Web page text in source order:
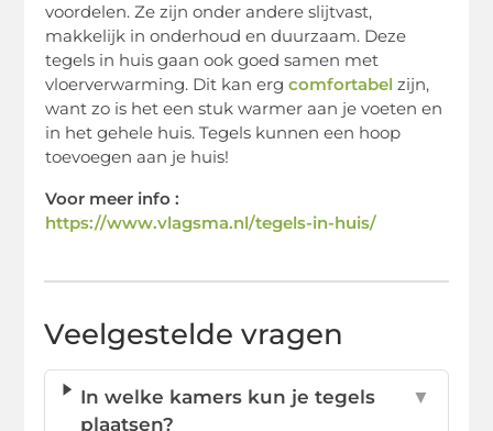
voordelen. Ze zijn onder andere slijtvast,
makkelijk in onderhoud en duurzaam. Deze
tegels in huis gaan ook goed samen met
vloerverwarming. Dit kan ergcomfortabel zijn,
want zo is het een stuk warmer aan je voeten en
in het gehele huis. Tegels kunnen een hoop
toevoegen aan je huis!
Voor meer info :
https://www.vlagsma.nl/tegels-in-huis/
Veelgestelde vragen
In welke kamers kun je tegels
plaatsen?
▼